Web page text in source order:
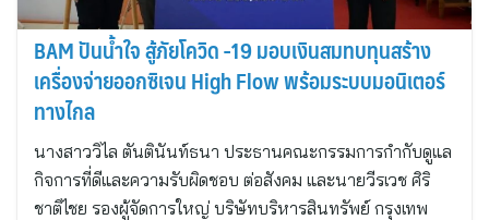
BAM ปันน้ำใจ สู้ภัยโควิด -19 มอบเงินสมทบทุนสร้าง
เครื่องจ่ายออกซิเจน High Flow พร้อมระบบมอนิเตอร์
ทางไกล
นางสาววิไล ตันตินันท์ธนา ประธานคณะกรรมการกำกับดูแล
กิจการที่ดีและความรับผิดชอบ ต่อสังคม และนายวีรเวช ศิริ
ชาติไชย รองผู้จัดการใหญ่ บริษัทบริหารสินทรัพย์ กรุงเทพ